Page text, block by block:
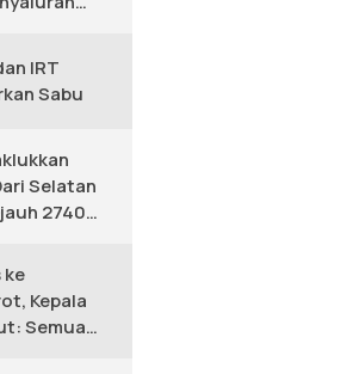
IRT
Sabu
Selatan
2740
ke
Kepala
Semua